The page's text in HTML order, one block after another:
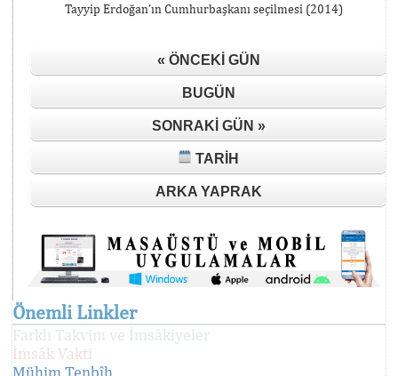
Tayyip Erdoğan’ın Cumhurbaşkanı seçilmesi (2014)
« ÖNCEKI GÜN
BUGÜN
SONRAKI GÜN »
TARIH
ARKA YAPRAK
Önemli Linkler
Farklı Takvim ve İmsâkiyeler
İmsâk Vakti
Mühim Tenbîh